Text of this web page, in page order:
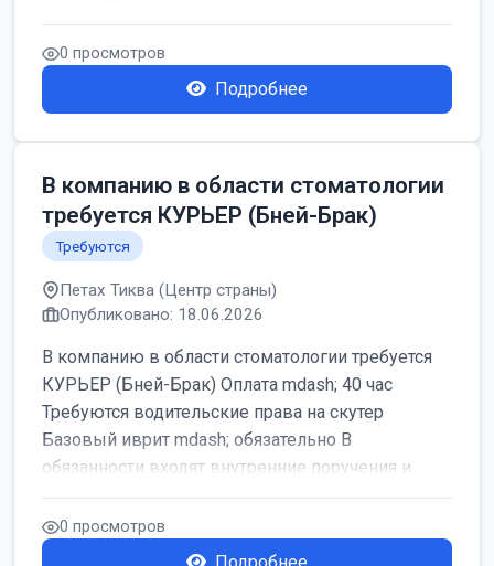
0 просмотров
Подробнее
В компанию в области стоматологии
требуется КУРЬЕР (Бней-Брак)
Требуются
Петах Тиква (Центр страны)
Опубликовано: 18.06.2026
В компанию в области стоматологии требуется
КУРЬЕР (Бней-Брак) Оплата mdash; 40 час
Требуются водительские права на скутер
Базовый иврит mdash; обязательно В
обязанности входят внутренние поручения и ...
0 просмотров